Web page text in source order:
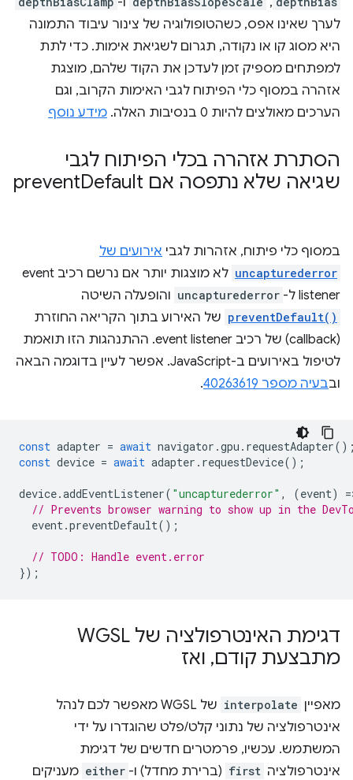
לערך שאינו אפס, כשהטופולוגיה של צינור עיבוד התמונה
היא מסוג קו או נקודה, תגרום לשגיאת אימות. כדי לתת
למפתחים מספיק זמן לעדכן את הקוד שלהם, מוצגת
אזהרה במסוף כלי הפיתוח לגבי האימות הקרוב, וגם
הערכים מאולצים להיות 0 בנסיבות האלה.
מידע נוסף
הסתרת אזהרה בכלי הפיתוח לגבי
שגיאה שלא נתפסה אם prevent Default
במסוף כלי פיתוח, אזהרות לגבי אירועים של
uncapturederror
לא מוצגות יותר אם נרשם רכיב event
listener ל-
uncapturederror והופעלה השיטה
preventDefault() של האירוע בתוך הקריאה החוזרת
(callback) של רכיב event listener. ההתנהגות הזו תואמת
לטיפול באירועים ב-JavaScript. אפשר לעיין בדוגמה הבאה
ובבעיה מספר 40263619 .
const adapter = await navigator .gpu . requestAdapter
const device = await adapter . requestDevice();
device.addEventListener( "uncapturederror" , (event) =
// Prevents browser warning to show up in the
event.preventDefault();
// TODO: Handle event.error
});
דגימת האינטרפולציה של WGSL
מתבצעת קודם, ואז
מאפיין interpolate
של WGSL מאפשר לכם לנהל
אינטרפולציה של נתוני קלט/פלט שהוגדרו על ידי
המשתמש. עכשיו, פרמטרים חדשים של דגימת
אינטרפולציה first (ברירת מחדל) ו- either מעניקים